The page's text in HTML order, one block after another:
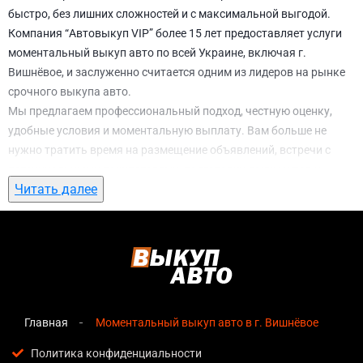
быстро, без лишних сложностей и с максимальной выгодой.
Компания “Автовыкуп VIP” более 15 лет предоставляет услуги
моментальный выкуп авто по всей Украине, включая г.
Вишнёвое, и заслуженно считается одним из лидеров на рынке
срочного выкупа авто.
Мы предлагаем профессиональный подход, честную оценку,
удобные условия и моментальную выплату. Вам больше не
нужно тратить время на размещение объявлений, встречи с
ожидание. С нами вы можете
Вишнёвоевсего за 1 день.
моментальный выкуп авто в г. Вишнёвое
озвучивается сразу после обращения, без скрытых
Прозрачные условия— все этапы сделки полностью
Читать далее
Главная Моментальный выкуп авто в г. Вишнёвое
Политика конфиденциальности